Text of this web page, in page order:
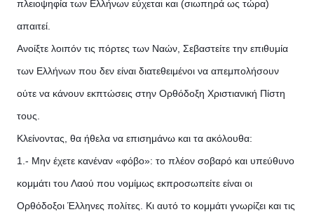
πλειοψηφία των Ελλήνων εύχεται και (σιωπηρά ως τώρα)
απαιτεί.
Ανοίξτε λοιπόν τις πόρτες των Ναών, Σεβαστείτε την επιθυμία
των Ελλήνων που δεν είναι διατεθειμένοι να απεμπολήσουν
ούτε να κάνουν εκπτώσεις στην Ορθόδοξη Χριστιανική Πίστη
τους.
Κλείνοντας, θα ήθελα να επισημάνω και τα ακόλουθα:
1.- Μην έχετε κανέναν «φόβο»: το πλέον σοβαρό και υπεύθυνο
κομμάτι του Λαού που νομίμως εκπροσωπείτε είναι οι
Ορθόδοξοι Έλληνες πολίτες. Κι αυτό το κομμάτι γνωρίζει και τις